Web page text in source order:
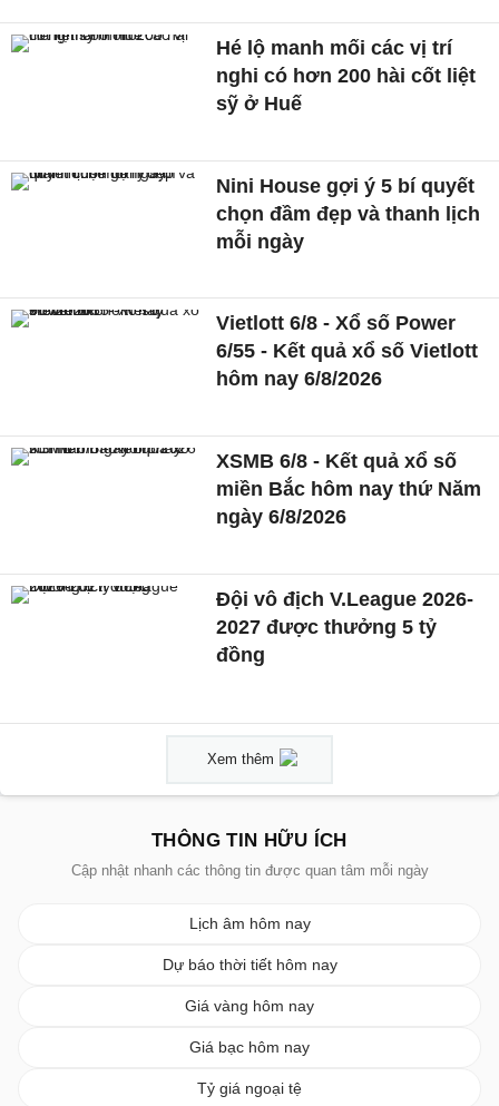
Hé lộ manh mối các vị trí
nghi có hơn 200 hài cốt liệt
sỹ ở Huế
Nini House gợi ý 5 bí quyết
chọn đầm đẹp và thanh lịch
mỗi ngày
Vietlott 6/8 - Xổ số Power
6/55 - Kết quả xổ số Vietlott
hôm nay 6/8/2026
XSMB 6/8 - Kết quả xổ số
miền Bắc hôm nay thứ Năm
ngày 6/8/2026
Đội vô địch V.League 2026-
2027 được thưởng 5 tỷ
đồng
Xem thêm
THÔNG TIN HỮU ÍCH
Cập nhật nhanh các thông tin được quan tâm mỗi ngày
Lịch âm hôm nay
Dự báo thời tiết hôm nay
Giá vàng hôm nay
Giá bạc hôm nay
Tỷ giá ngoại tệ